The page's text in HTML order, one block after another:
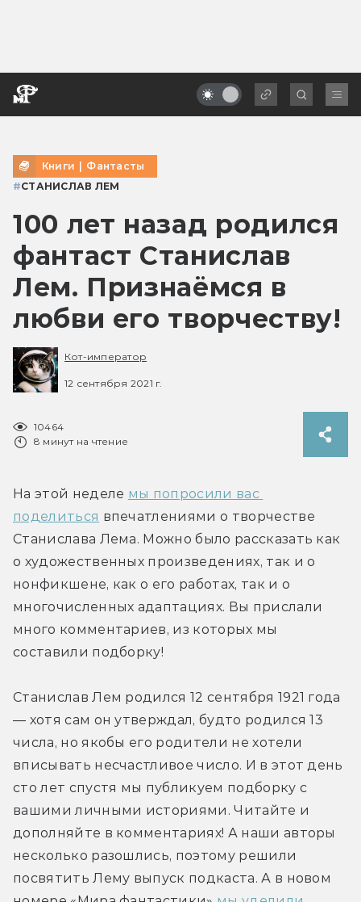
Книги | Фантасты
#СТАНИСЛАВ ЛЕМ
100 лет назад родился
фантаст Станислав
Лем. Признаёмся в
любви его творчеству!
Кот-император
12 сентября 2021 г.
10464
8 минут на чтение
На этой неделе мы попросили вас
поделиться впечатлениями о творчестве
Станислава Лема. Можно было рассказать как
о художественных произведениях, так и о
нонфикшене, как о его работах, так и о
многочисленных адаптациях. Вы прислали
много комментариев, из которых мы
составили подборку!
Станислав Лем родился 12 сентября 1921 года
— хотя сам он утверждал, будто родился 13
числа, но якобы его родители не хотели
вписывать несчастливое число. И в этот день
сто лет спустя мы публикуем подборку с
вашими личными историями. Читайте и
дополняйте в комментариях! А наши авторы
несколько разошлись, поэтому решили
посвятить Лему выпуск подкаста. А в новом